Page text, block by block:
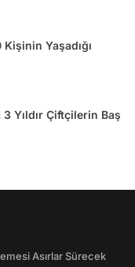
Yaşadığı
Yıldır Çiftçilerin Baş
Asırlar Sürecek